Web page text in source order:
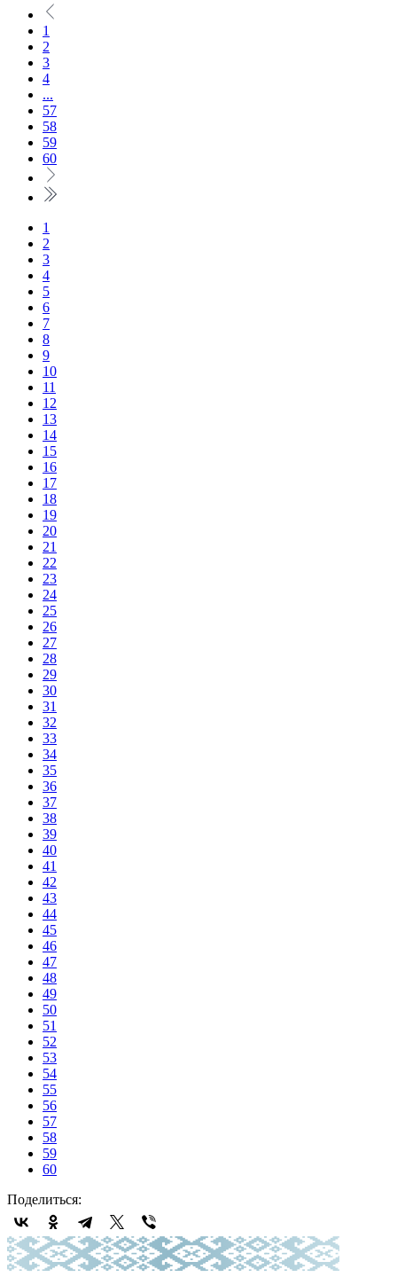
1
2
3
4
...
57
58
59
60
1
2
3
4
5
6
7
8
9
10
11
12
13
14
15
16
17
18
19
20
21
22
23
24
25
26
27
28
29
30
31
32
33
34
35
36
37
38
39
40
41
42
43
44
45
46
47
48
49
50
51
52
53
54
55
56
57
58
59
60
Поделиться: